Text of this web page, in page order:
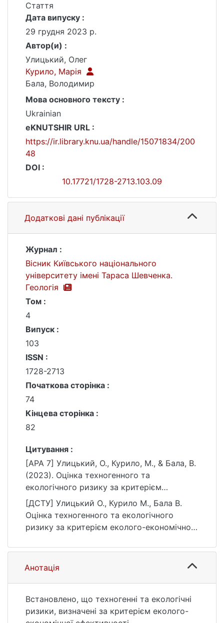
Стаття
Дата випуску :
29 грудня 2023 р.
Автор(и) :
Улицький, Олег
Курило, Марія
Бала, Володимир
Мова основного тексту :
Ukrainian
eKNUTSHIR URL :
https://ir.library.knu.ua/handle/15071834/200
48
DOI :
10.17721/1728-2713.103.09
Додаткові дані публікації
Журнал :
Вісник Київського національного
університету імені Тараса Шевченка.
Геологія
Том :
4
Випуск :
103
ISSN :
1728-2713
Початкова сторінка :
74
Кінцева сторінка :
82
Цитування :
[APA 7] Улицький, О., Курило, М., & Бала, В.
(2023). Оцінка техногенного та
екологічного ризику за критерієм
еколого-економічної ефективності
вуглевидобувних підприємств Донецької
та Луганської областей. Вісник Київського
національного університету імені Тараса
Шевченка. Геологія, 4(103), 74–82.
[ДСТУ] Улицький О., Курило М., Бала В.
Оцінка техногенного та екологічного
ризику за критерієм еколого-економічної
підприємств Донецької та Луганської
областей. Вісник Київського національного
університету імені Тараса Шевченка.
10.17721/1728-2713.103.09 (дата звернення:
25.07.2026).
Анотація
Встановлено, що техногенні та екологічні
ризики, визначені за критерієм еколого-